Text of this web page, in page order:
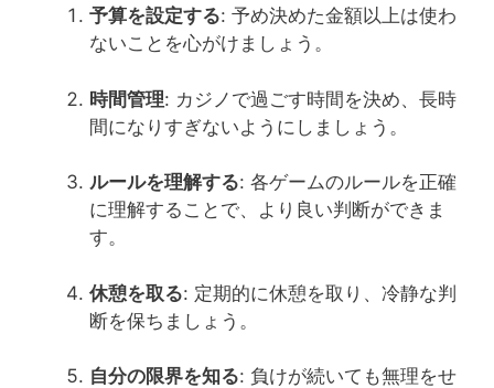
予算を設定する: 予め決めた金額以上は使わ
ないことを心がけましょう。
時間管理: カジノで過ごす時間を決め、長時
間になりすぎないようにしましょう。
ルールを理解する: 各ゲームのルールを正確
に理解することで、より良い判断ができま
す。
休憩を取る: 定期的に休憩を取り、冷静な判
断を保ちましょう。
自分の限界を知る: 負けが続いても無理をせ